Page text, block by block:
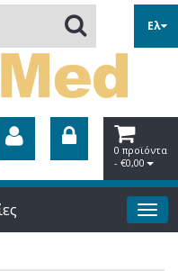
Ελ
0 προϊόντα
- €0,00